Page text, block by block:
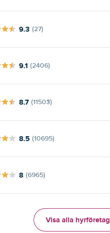
9.3 (27)
9.1 (2406)
8.7 (11503)
8.5 (10695)
8 (6965)
Visa alla hyrföretag